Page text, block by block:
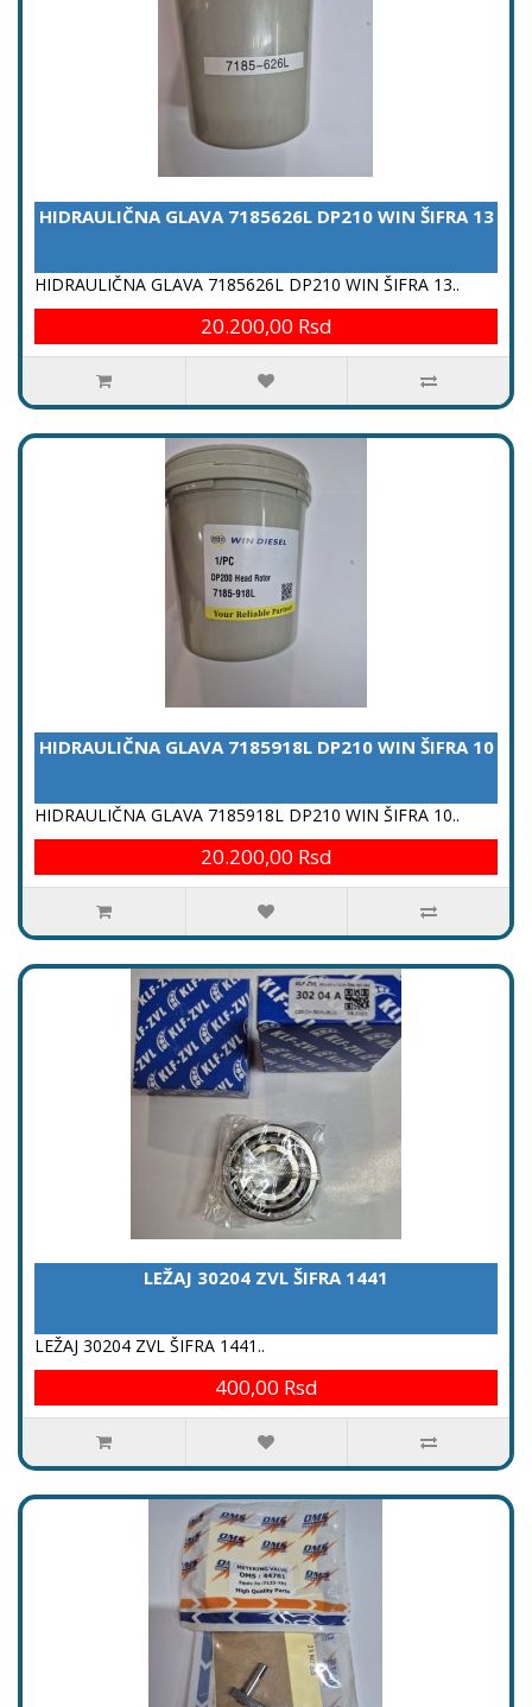
HIDRAULIČNA GLAVA 7185626L DP210 WIN ŠIFRA 13
HIDRAULIČNA GLAVA 7185626L DP210 WIN ŠIFRA 13..
20.200,00 Rsd
HIDRAULIČNA GLAVA 7185918L DP210 WIN ŠIFRA 10
HIDRAULIČNA GLAVA 7185918L DP210 WIN ŠIFRA 10..
20.200,00 Rsd
LEŽAJ 30204 ZVL ŠIFRA 1441
LEŽAJ 30204 ZVL ŠIFRA 1441..
400,00 Rsd